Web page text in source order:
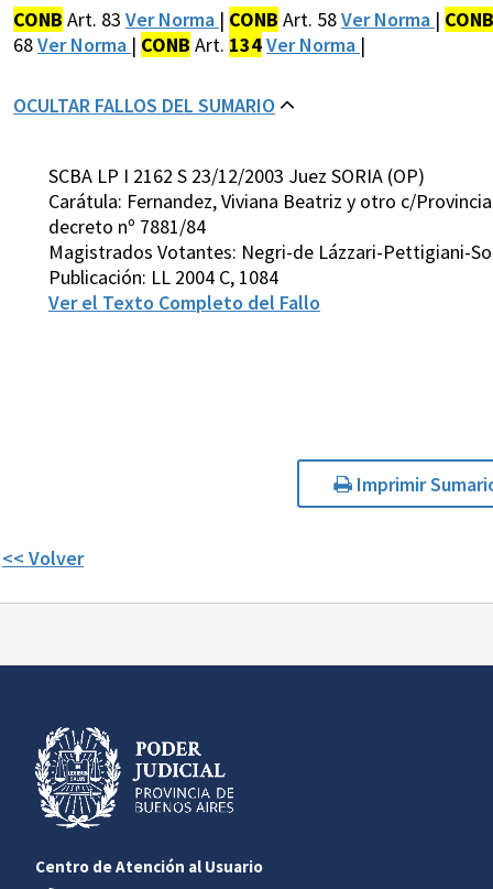
CONB Art. 83 Ver Norma | CONB Art. 58Ver Norma | CONB
68Ver Norma | CONB Art. 134Ver Norma |
OCULTAR FALLOS DEL SUMARIO
SCBA LP I 2162 S 23/12/2003 Juez SORIA (OP)
Carátula: Fernandez, Viviana Beatriz y otro c/
decreto nº 7881/84
Magistrados Votantes: Negri-de Lázzari-Pettigiani-
Publicación: LL 2004 C, 1084
Ver el Texto Completo del Fallo
Imprimir
<< Volver
Centro de Atención al Usuario